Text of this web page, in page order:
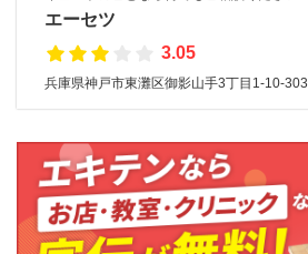
エーセツ
3.05
兵庫県神戸市東灘区御影山手3丁目1-10-303